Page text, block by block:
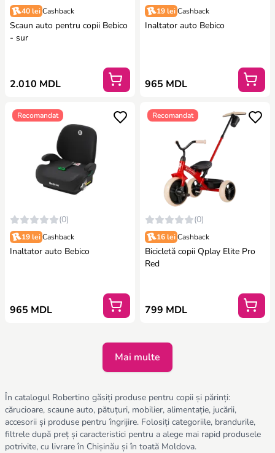
40 lei Cashback
Scaun auto pentru copii Bebico
- sur
2.010 MDL
19 lei Cashback
Inaltator auto Bebico
965 MDL
Recomandat
(0)
19 lei Cashback
Inaltator auto Bebico
965 MDL
Recomandat
(0)
16 lei Cashback
Bicicletă copii Qplay Elite Pro
Red
799 MDL
Mai multe
În catalogul Robertino găsiți produse pentru copii și părinți:
cărucioare, scaune auto, pătuțuri, mobilier, alimentație, jucării,
accesorii și produse pentru îngrijire. Folosiți categoriile, brandurile,
filtrele după preț și caracteristici pentru a alege mai rapid produsele
potrivite, cu livrare în Chișinău și în toată Moldova.